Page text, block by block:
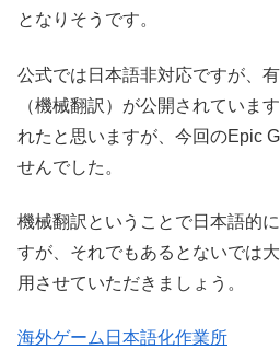
となりそうです。
公式では日本語非対応ですが、
（機械翻訳）が公開されていま
れたと思いますが、今回のEpic
せんでした。
機械翻訳ということで日本語的
すが、それでもあるとないでは
用させていただきましょう。
海外ゲーム日本語化作業所